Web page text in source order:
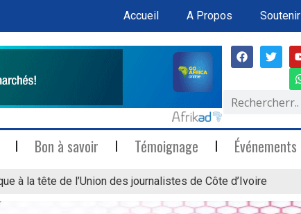
Accueil A Propos Soutenir
Bon à savoir Témoignage Événements
à la tête de l’Union des journalistes de Côte d’Ivoire